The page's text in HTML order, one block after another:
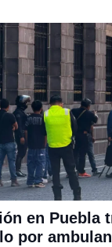
en Puebla
por